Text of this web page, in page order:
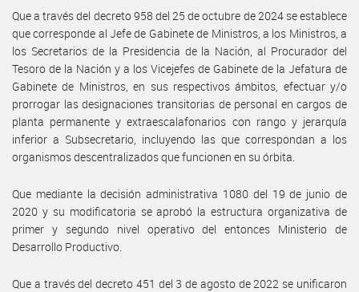
Que a través del decreto 958 del 25 de octubre de 2024 se establece
que corresponde al Jefe de Gabinete de Ministros, a los Ministros, a
los Secretarios de la Presidencia de la Nación, al Procurador del
Tesoro de la Nación y a los Vicejefes de Gabinete de la Jefatura de
Gabinete de Ministros, en sus respectivos ámbitos, efectuar y/o
prorrogar las designaciones transitorias de personal en cargos de
planta permanente y extraescalafonarios con rango y jerarquía
inferior a Subsecretario, incluyendo las que correspondan a los
organismos descentralizados que funcionen en su órbita.
Que mediante la decisión administrativa 1080 del 19 de junio de
2020 y su modificatoria se aprobó la estructura organizativa de
primer y segundo nivel operativo del entonces Ministerio de
Desarrollo Productivo.
Que a través del decreto 451 del 3 de agosto de 2022 se unificaron